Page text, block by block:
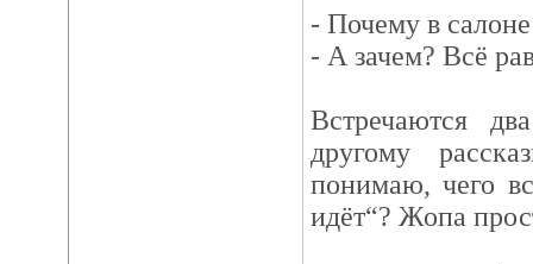
- Почему в
- А зачем? Всё
Встречаются
другому
понимаю, чего
идёт“? Жопа